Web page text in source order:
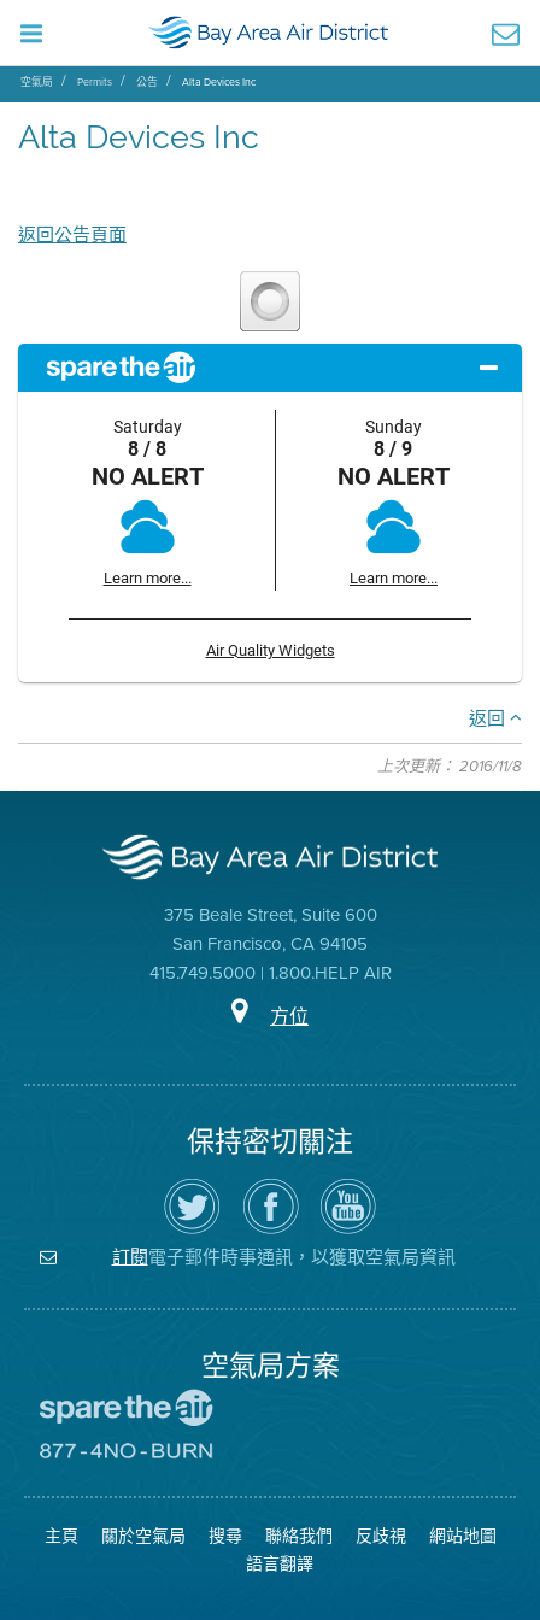
空氣局 Permits 公告 Alta Devices Inc
Alta Devices Inc
返回公告頁面
Saturday
8 / 8
NO ALERT
Learn more...
Sunday
8 / 9
NO ALERT
Learn more...
Air Quality Widgets
返回
上次更新： 2016/11/8
375 Beale Street, Suite 600
San Francisco, CA 94105
415.749.5000 | 1.800.HELP AIR
方位
保持密切關注
在
Twitter
上
關
注
空
瀏
覽
氣
局
的
空
氣
局
YouTube
頻
道
訂閱電子郵件時事通訊，以獲取空氣局資訊
空氣局方案
空
日
網
站
8774
可
燃
燒
主頁 關於空氣局 搜尋 聯絡我們 反歧視
網站地圖
語言翻譯